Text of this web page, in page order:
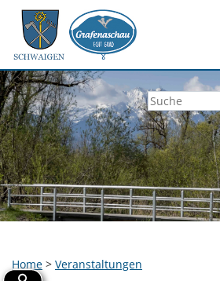
Home > Veranstaltungen